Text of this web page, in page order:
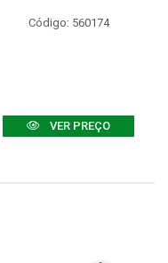
Código: 560174
VER PREÇO